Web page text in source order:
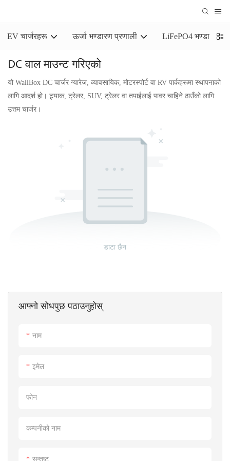
EV चार्जरहरू ऊर्जा भण्डारण प्रणाली LiFePO4 भण्डारण
DC वाल माउन्ट गरिएको
यो WallBox DC चार्जर ग्यारेज, व्यावसायिक, मोटरस्पोर्ट वा RV पार्कहरूमा स्थापनाको
लागि आदर्श हो। ट्र्याक, ट्रेलर, SUV, ट्रेलर वा तपाईलाई पावर चाहिने ठाउँको लागि
उत्तम चार्जर।
आफ्नो सोधपुछ पठाउनुहोस्
नाम
इमेल
फोन
कम्पनीको नाम
सन्तुष्ट
डाटा छैन